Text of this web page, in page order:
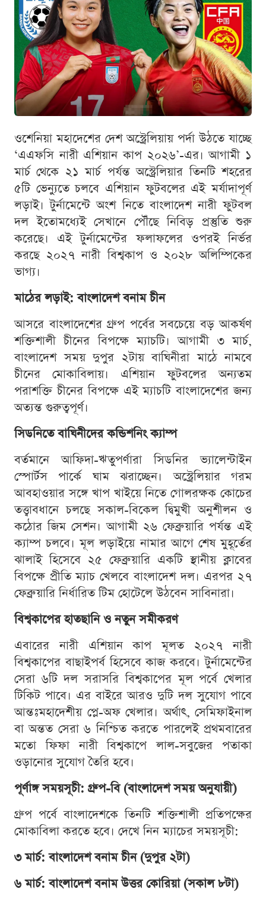
ওশেনিয়া মহাদেশের দেশ অস্ট্রেলিয়ায় পর্দা উঠতে যাচ্ছে
‘এএফসি নারী এশিয়ান কাপ ২০২৬’-এর। আগামী ১
মার্চ থেকে ২১ মার্চ পর্যন্ত অস্ট্রেলিয়ার তিনটি শহরের
৫টি ভেন্যুতে চলবে এশিয়ান ফুটবলের এই মর্যাদাপূর্ণ
লড়াই। টুর্নামেন্টে অংশ নিতে বাংলাদেশ নারী ফুটবল
দল ইতোমধ্যেই সেখানে পৌঁছে নিবিড় প্রস্তুতি শুরু
করেছে। এই টুর্নামেন্টের ফলাফলের ওপরই নির্ভর
করছে ২০২৭ নারী বিশ্বকাপ ও ২০২৮ অলিম্পিকের
ভাগ্য।
মাঠের লড়াই: বাংলাদেশ বনাম চীন
আসরে বাংলাদেশের গ্রুপ পর্বের সবচেয়ে বড় আকর্ষণ
শক্তিশালী চীনের বিপক্ষে ম্যাচটি। আগামী ৩ মার্চ,
বাংলাদেশ সময় দুপুর ২টায় বাঘিনীরা মাঠে নামবে
চীনের মোকাবিলায়। এশিয়ান ফুটবলের অন্যতম
পরাশক্তি চীনের বিপক্ষে এই ম্যাচটি বাংলাদেশের জন্য
অত্যন্ত গুরুত্বপূর্ণ।
সিডনিতে বাঘিনীদের কন্ডিশনিং ক্যাম্প
বর্তমানে আফিদা-ঋতুপর্ণারা সিডনির ভ্যালেন্টাইন
স্পোর্টস পার্কে ঘাম ঝরাচ্ছেন। অস্ট্রেলিয়ার গরম
আবহাওয়ার সঙ্গে খাপ খাইয়ে নিতে গোলরক্ষক কোচের
তত্ত্বাবধানে চলছে সকাল-বিকেল দ্বিমুখী অনুশীলন ও
কঠোর জিম সেশন। আগামী ২৬ ফেব্রুয়ারি পর্যন্ত এই
ক্যাম্প চলবে। মূল লড়াইয়ে নামার আগে শেষ মুহূর্তের
ঝালাই হিসেবে ২৫ ফেব্রুয়ারি একটি স্থানীয় ক্লাবের
বিপক্ষে প্রীতি ম্যাচ খেলবে বাংলাদেশ দল। এরপর ২৭
ফেব্রুয়ারি নির্ধারিত টিম হোটেলে উঠবেন সাবিনারা।
বিশ্বকাপের হাতছানি ও নতুন সমীকরণ
এবারের নারী এশিয়ান কাপ মূলত ২০২৭ নারী
বিশ্বকাপের বাছাইপর্ব হিসেবে কাজ করবে। টুর্নামেন্টের
সেরা ৬টি দল সরাসরি বিশ্বকাপের মূল পর্বে খেলার
টিকিট পাবে। এর বাইরে আরও দুটি দল সুযোগ পাবে
আন্তঃমহাদেশীয় প্লে-অফ খেলার। অর্থাৎ, সেমিফাইনাল
বা অন্তত সেরা ৬ নিশ্চিত করতে পারলেই প্রথমবারের
মতো ফিফা নারী বিশ্বকাপে লাল-সবুজের পতাকা
ওড়ানোর সুযোগ তৈরি হবে।
পূর্ণাঙ্গ সময়সূচী: গ্রুপ-বি (বাংলাদেশ সময় অনুযায়ী)
গ্রুপ পর্বে বাংলাদেশকে তিনটি শক্তিশালী প্রতিপক্ষের
মোকাবিলা করতে হবে। দেখে নিন ম্যাচের সময়সূচী:
৩ মার্চ: বাংলাদেশ বনাম চীন (দুপুর ২টা)
৬ মার্চ: বাংলাদেশ বনাম উত্তর কোরিয়া (সকাল ৮টা)